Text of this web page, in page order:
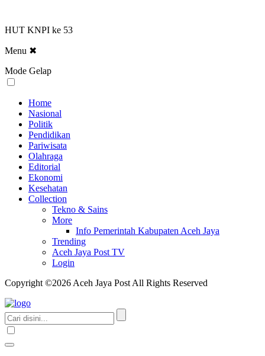
HUT KNPI ke 53
Menu ✖
Mode Gelap
Home
Nasional
Politik
Pendidikan
Pariwisata
Olahraga
Editorial
Ekonomi
Kesehatan
Collection
Tekno & Sains
More
Info Pemerintah Kabupaten Aceh Jaya
Trending
Aceh Jaya Post TV
Login
Copyright ©2026 Aceh Jaya Post All Rights Reserved